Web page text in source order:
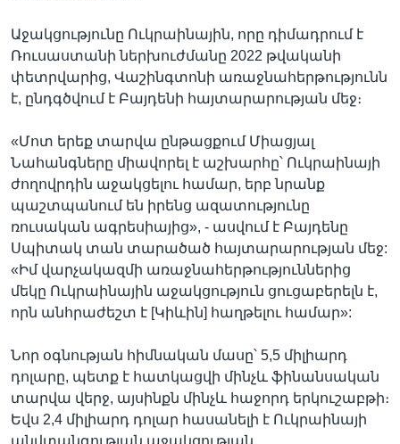
Աջակցությունը Ուկրաինային, որը դիմադրում է
Ռուսաստանի ներխուժմանը 2022 թվականի
փետրվարից, Վաշինգտոնի առաջնահերթությունն
է, ընդգծվում է Բայդենի հայտարարության մեջ։
«Մոտ երեք տարվա ընթացքում Միացյալ
Նահանգները միավորել է աշխարհը՝ Ուկրաինայի
ժողովրդին աջակցելու համար, երբ նրանք
պաշտպանում են իրենց ազատությունը
ռուսական ագրեսիայից», - ասվում է Բայդենը
Սպիտակ տան տարածած հայտարարության մեջ:
«Իմ վարչակազմի առաջնահերթություններից
մեկը Ուկրաինային աջակցություն ցուցաբերելն է,
որն անհրաժեշտ է [Կիևին] հաղթելու համար»:
Նոր օգնության հիմնական մասը՝ 5,5 միլիարդ
դոլարը, պետք է հատկացվի մինչև ֆինանսական
տարվա վերջ, այսինքն մինչև հաջորդ երկուշաբթի։
Եվս 2,4 միլիարդ դոլար հասանելի է Ուկրաինայի
անվտանգության աջակցության